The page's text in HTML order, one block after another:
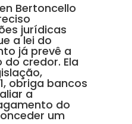
Bertoncello
jurídicas
a lei do
já prevê a
credor. Ela
obriga bancos
a
do
um